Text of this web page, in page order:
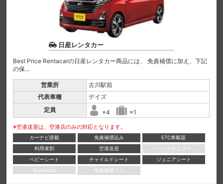
日産レンタカー
Best Price Rentacarの日産レンタカー商品には、 免責補償に加え、下記
の保...
営業所
古川駅前
代表車種
デイズ
定員
×4 ×1
※空港送迎は、空港店のみの対応となります。
カーナビ搭載 免責補償込み
ETC車載器
利用者割
空港送迎
バックモニター
ベビーシート
チャイルドシート
ジュニアシート
Bluetooth
免責補償フル